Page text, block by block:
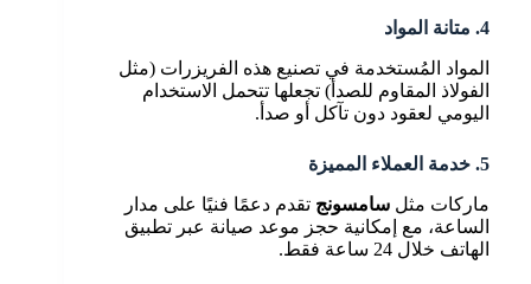
4. متانة المواد
المواد المُستخدمة في تصنيع هذه الفريزرات (مثل
الفولاذ المقاوم للصدأ) تجعلها تتحمل الاستخدام
اليومي لعقود دون تآكل أو صدأ.
5. خدمة العملاء المميزة
ماركات مثل سامسونج تقدم دعمًا فنيًا على مدار
الساعة، مع إمكانية حجز موعد صيانة عبر تطبيق
الهاتف خلال 24 ساعة فقط.